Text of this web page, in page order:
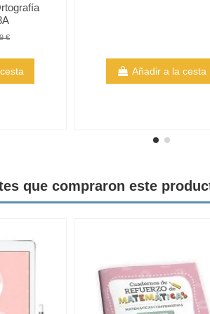
€
Añadir a la cesta
que compraron este